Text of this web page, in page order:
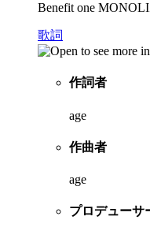
Benefit one
歌詞
作詞者
age
作曲者
age
プロデューサ